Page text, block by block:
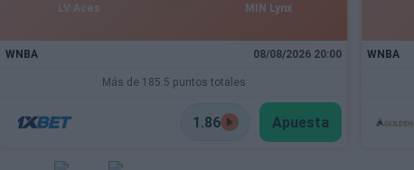
LV Aces MIN Lynx
WNBA 08/08/2026 20:00
Más de 185.5 puntos totales
1.86 Apuesta
WNBA